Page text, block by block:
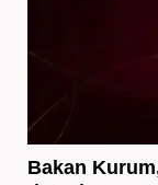
Bakan